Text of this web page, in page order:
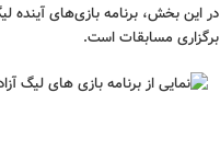
در این بخش، برنامه بازی‌های آینده
برگزاری مسابقات است.